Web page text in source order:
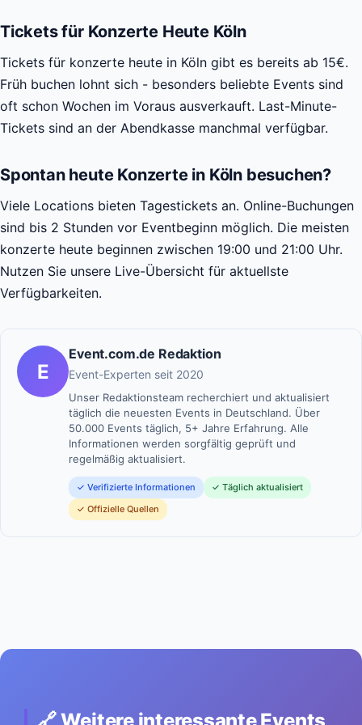
Tickets für Konzerte Heute Köln
Tickets für konzerte heute in Köln gibt es bereits ab 15€.
Früh buchen lohnt sich - besonders beliebte Events sind
oft schon Wochen im Voraus ausverkauft. Last-Minute-
Tickets sind an der Abendkasse manchmal verfügbar.
Spontan heute Konzerte in Köln besuchen?
Viele Locations bieten Tagestickets an. Online-Buchungen
sind bis 2 Stunden vor Eventbeginn möglich. Die meisten
konzerte heute beginnen zwischen 19:00 und 21:00 Uhr.
Nutzen Sie unsere Live-Übersicht für aktuellste
Verfügbarkeiten.
E
Event.com.de Redaktion
Event-Experten seit 2020
Unser Redaktionsteam recherchiert und aktualisiert
täglich die neuesten Events in Deutschland. Über
50.000 Events täglich, 5+ Jahre Erfahrung. Alle
Informationen werden sorgfältig geprüft und
regelmäßig aktualisiert.
✓ Verifizierte Informationen
✓ Täglich aktualisiert
✓ Offizielle Quellen
🔗 Weitere interessante Events